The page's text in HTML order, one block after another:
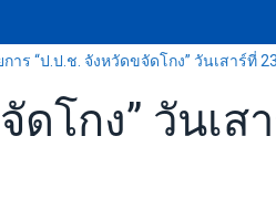
การ “ป.ป.ช. จังหวัดขจัดโกง” วันเสาร์ที่
โกง” วันเส